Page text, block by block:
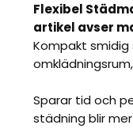
Flexibel
artikel avser
Kompakt smidig
omklädningsrum,
Sparar tid och
städning blir